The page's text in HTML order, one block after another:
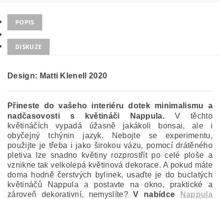
POPIS
DISKUZE
Design: Matti Klenell 2020
Přineste do vašeho interiéru dotek minimalismu a
nadčasovosti s květináči Nappula.
V těchto
květináčích vypadá úžasně jakákoli bonsai, ale i
obyčejný tchýnin jazyk. Nebojte se experimentu,
použijte je třeba i jako širokou vázu, pomocí drátěného
pletiva lze snadno květiny rozprostřít po celé ploše a
vznikne tak velkolepá květinová dekorace. A pokud máte
doma hodně čerstvých bylinek, usaďte je do buclatých
květináčů Nappula a postavte na okno, praktické a
zároveň dekorativní, nemyslíte?V nabídce
Nappula